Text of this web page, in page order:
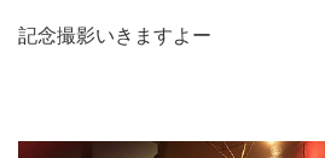
記念撮影いきますよー